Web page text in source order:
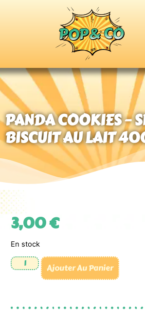
PANDA COOKIES –
BISCUIT AU LAIT
3,00€
En stock
Ajouter Au Panier